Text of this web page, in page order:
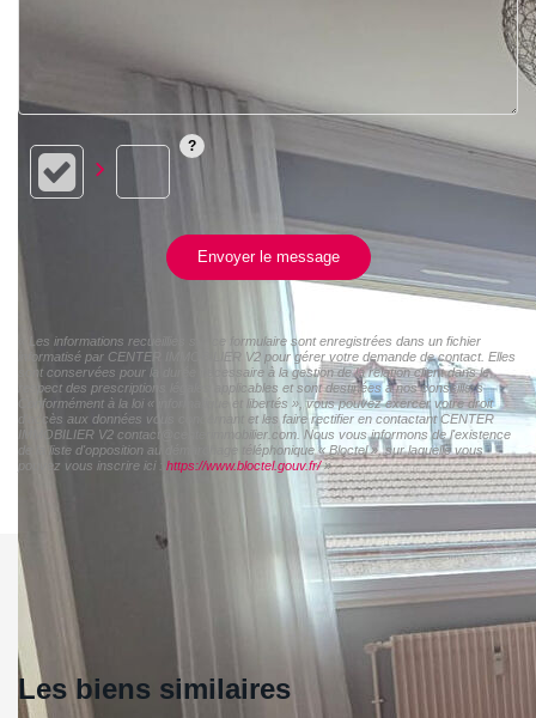
Envoyer le message
« Les informations recueillies sur ce formulaire sont enregistrées dans un fichier
informatisé par CENTER IMMOBILIER V2 pour gérer votre demande de contact. Elles
sont conservées pour la durée nécessaire à la gestion de la relation client dans le
respect des prescriptions légales applicables et sont destinées à nos conseillers
Conformément à la loi « informatique et libertés », vous pouvez exercer votre droit
d'accès aux données vous concernant et les faire rectifier en contactant CENTER
IMMOBILIER V2 contact@centerimmobilier.com. Nous vous informons de l'existence
de la liste d'opposition au démarchage téléphonique « Bloctel », sur laquelle vous
pouvez vous inscrire ici : https://www.bloctel.gouv.fr/»
Les biens similaires